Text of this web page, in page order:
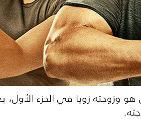
وزوجته زويا في الجزء الأول،